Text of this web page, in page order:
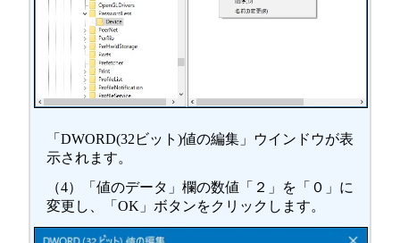
「DWORD(32ビット)値の編集」ウインドウが表
示されます。
（4）「値のデータ」欄の数値「２」を「０」に
変更し、「OK」ボタンをクリックします。